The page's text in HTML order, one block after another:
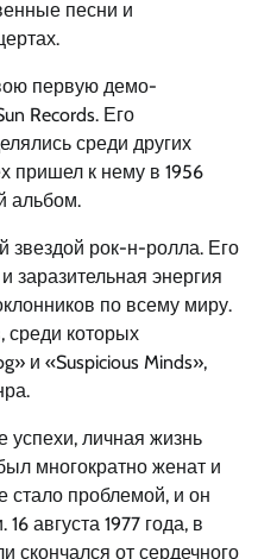
песни и
первую демо-
Records. Его
среди других
пришел к нему в 1956
альбом.
звездой рок-н-ролла. Его
заразительная энергия
по всему миру.
среди которых
и «Suspicious Minds»,
успехи, личная жизнь
многократно женат и
стало проблемой, и он
августа 1977 года, в
скончался от сердечного